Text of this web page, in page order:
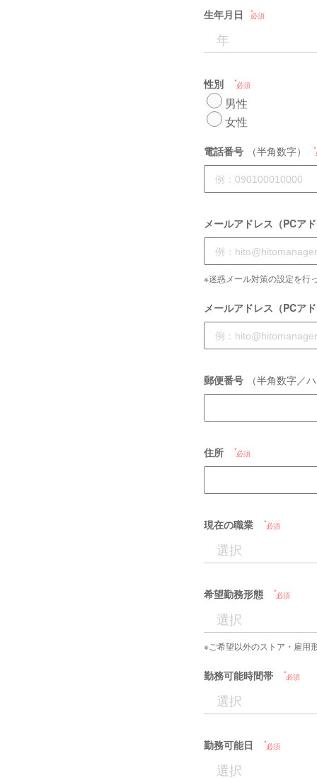
生年月日 必須
性別 必須
男性
女性
電話番号 （半角数字）
メールアドレス（PCアド
※迷惑メール対策の設定を行
メールアドレス（PCア
郵便番号 （半角数字／
住所 必須
現在の職業 必須
希望勤務形態 必須
※ご希望以外のストア・雇用
勤務可能時間帯 必須
勤務可能日 必須